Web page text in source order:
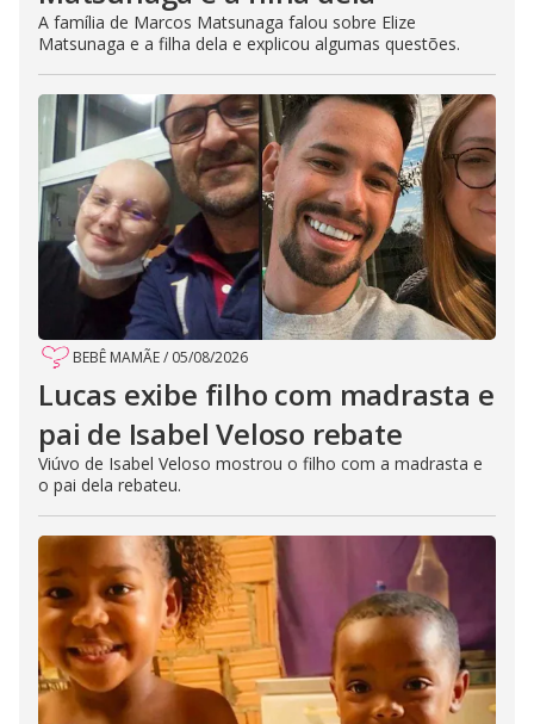
A família de Marcos Matsunaga falou sobre Elize
Matsunaga e a filha dela e explicou algumas questões.
BEBÊ MAMÃE/ 05/08/2026
Lucas exibe filho com madrasta e
pai de Isabel Veloso rebate
Viúvo de Isabel Veloso mostrou o filho com a madrasta e
o pai dela rebateu.